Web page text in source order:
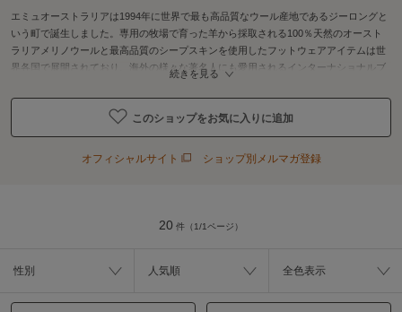
エミュオーストラリアは1994年に世界で最も高品質なウール産地であるジーロングと
いう町で誕生しました。専用の牧場で育った羊から採取される100％天然のオースト
ラリアメリノウールと最高品質のシープスキンを使用したフットウェアアイテムは世
界各国で展開されており、海外の様々な著名人にも愛用されるインターナショナルブ
続きを見る
このショップをお気に入りに追加
オフィシャルサイト ショップ別メルマガ登録
20 件（1/1ページ）
性別 人気順 全色表示